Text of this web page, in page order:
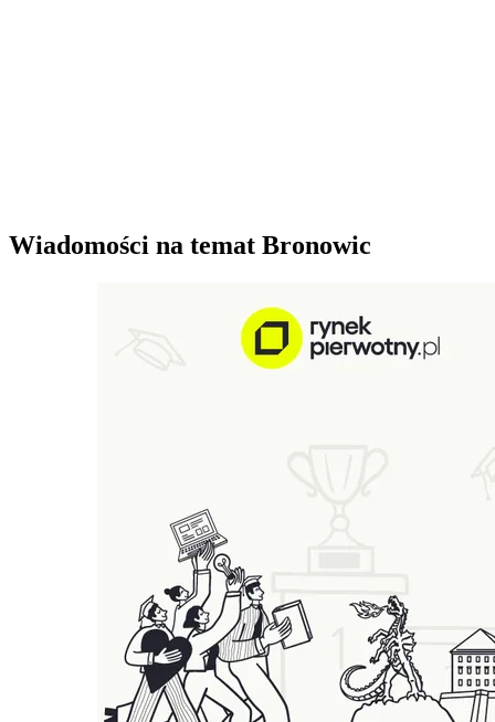
Wiadomości na temat Bronowic